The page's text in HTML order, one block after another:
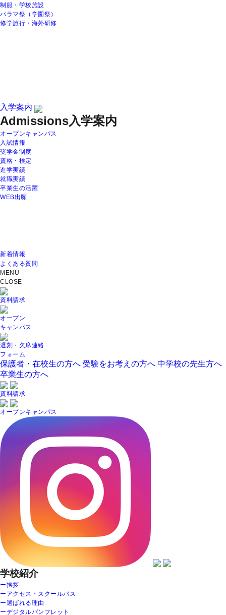
制服・学校施設
パラマ祭（学園祭）
修学旅行・海外研修
入学案内
Admissions入学案内
オープンキャンパス
入試情報
奨学金制度
資格・検定
進学実績
就職実績
卒業生の活躍
WEB出願
新着情報
よくある質問
MENU
CLOSE
資料請求
オープン
キャンパス
遅刻・欠席連絡
フォーム
保護者・在校生の方へ 受験をお考えの方へ 中学校の先生方へ
卒業生の方へ
資料請求
オープンキャンパス
学校紹介
ー挨拶
ーアクセス・スクールバス
ー選ばれる理由
ーデジタルパンフレット